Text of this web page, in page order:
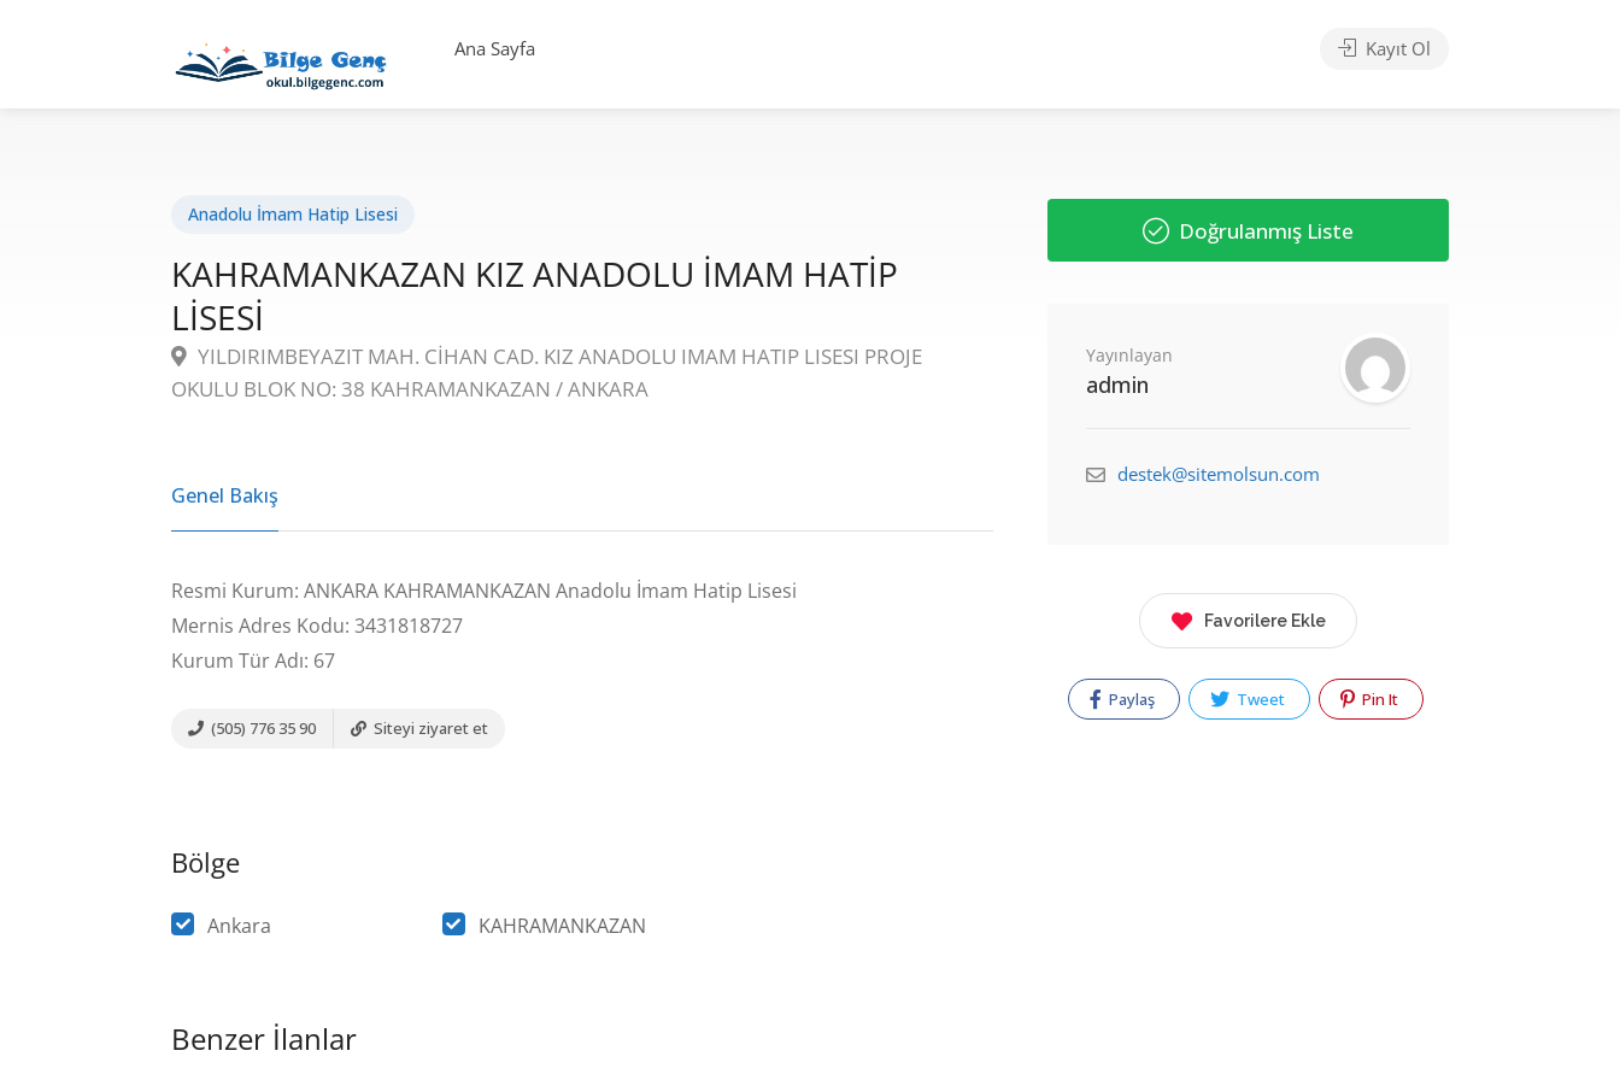
Ana Sayfa Kayıt Ol
Anadolu İmam Hatip Lisesi
KAHRAMANKAZAN KIZ ANADOLU İMAM HATİP
LİSESİ
YILDIRIMBEYAZIT MAH. CİHAN CAD. KIZ ANADOLU IMAM HATIP LISESI PROJE
OKULU BLOK NO: 38 KAHRAMANKAZAN / ANKARA
Genel Bakış
Resmi Kurum: ANKARA KAHRAMANKAZAN Anadolu İmam Hatip Lisesi
Mernis Adres Kodu: 3431818727
Kurum Tür Adı: 67
(505) 776 35 90 Siteyi ziyaret et
Bölge
Ankara KAHRAMANKAZAN
Benzer İlanlar
Doğrulanmış Liste
Yayınlayan
admin
destek@sitemolsun.com
Favorilere Ekle
Paylaş Tweet Pin It